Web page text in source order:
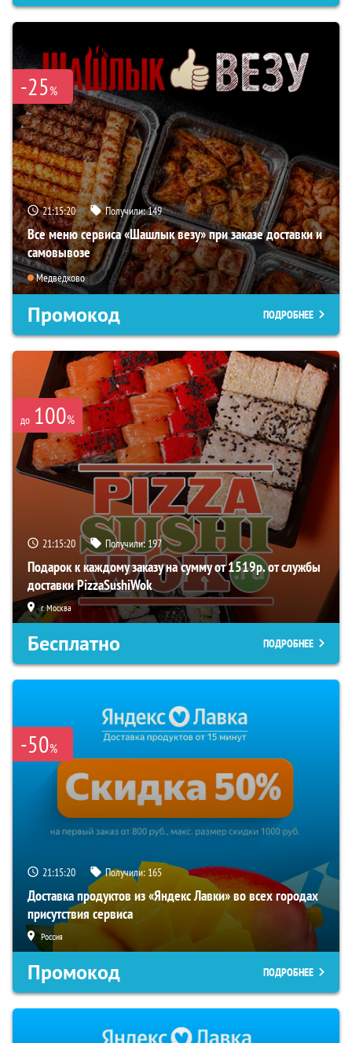
-25%
21:15:19 Получили:149
Все меню сервиса «Шашлык везу» при заказе доставки и
самовывозе
Медведково
Промокод ПОДРОБНЕЕ
до 100%
21:15:19 Получили:197
Подарок к каждому заказу на сумму от 1519р. от службы
доставки PizzaSushiWok
г. Москва
Бесплатно ПОДРОБНЕЕ
-50%
21:15:19 Получили: 165
Доставка продуктов из «Яндекс Лавки» во всех городах
присутствия сервиса
Россия
Промокод ПОДРОБНЕЕ